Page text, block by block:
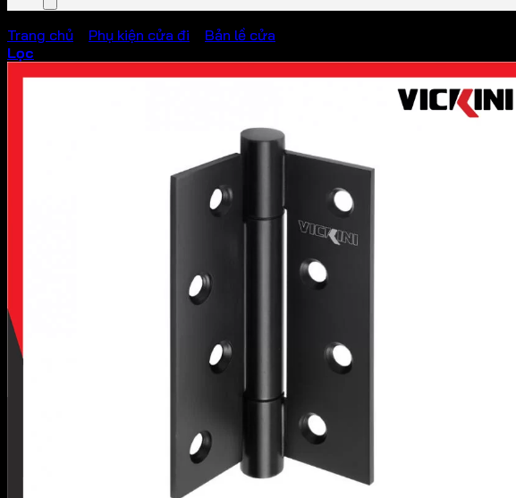
Trang chủ Phụ kiện cửa đi
Bản lề cửa
Lọc